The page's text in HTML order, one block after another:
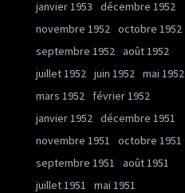
janvier 1953
décembre 1952
novembre 1952 octobre 1952
septembre 1952 août 1952
juillet 1952 juin 1952 mai 1952
mars 1952
février 1952
janvier 1952 décembre 1951
novembre 1951
octobre 1951
septembre 1951
août 1951
juillet 1951
mai 1951